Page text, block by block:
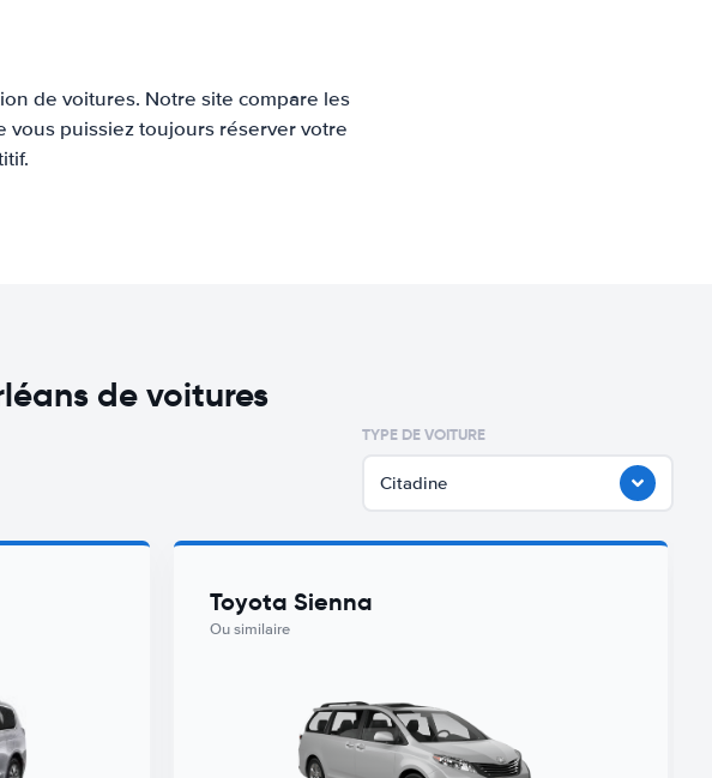
de voitures. Notre site compare les
puissiez toujours réserver votre
de voitures
TYPE DE VOITURE
Citadine
Toyota Sienna
Ou similaire